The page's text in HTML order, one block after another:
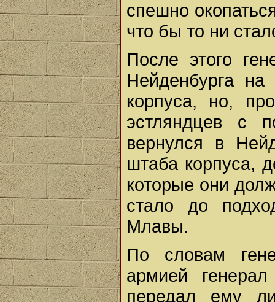
спешно
что бы то ни
После этого
Нейденбурга
корпуса, но,
эстляндцев с
вернулся в
штаба корпуса,
которые они
стало до
Млавы.
По словам
армией
передал ему